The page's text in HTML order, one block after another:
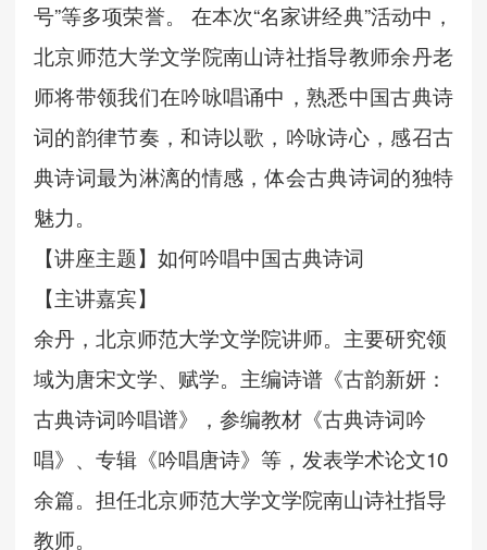
号”等多项荣誉。
在本次“名家讲经典”活动中，
北京师范大学文学院南山诗社指导教师余丹老
师将带领我们在吟咏唱诵中，熟悉中国古典诗
词的韵律节奏，和诗以歌，吟咏诗心，感召古
典诗词最为淋漓的情感，体会古典诗词的独特
魅力。
【讲座主题】如何吟唱中国古典诗词
【主讲嘉宾】
余丹，北京师范大学文学院讲师。主要研究领
域为唐宋文学、赋学。主编诗谱《古韵新妍：
古典诗词吟唱谱》，参编教材《古典诗词吟
唱》、专辑《吟唱唐诗》等，发表学术论文10
余篇。担任北京师范大学文学院南山诗社指导
教师。